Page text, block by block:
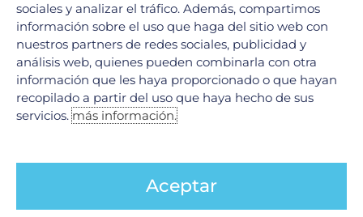
Laboratorio de Biología Molecular
Hospitalización
Imagenología
Hemodinamia
Ver todos
Legales
sociales y analizar el tráfico. Además, compartimos
información sobre el uso que haga del sitio web con
nuestros partners de redes sociales, publicidad y
análisis web, quienes pueden combinarla con otra
información que les haya proporcionado o que hayan
recopilado a partir del uso que haya hecho de sus
servicios.más información.
Aceptar